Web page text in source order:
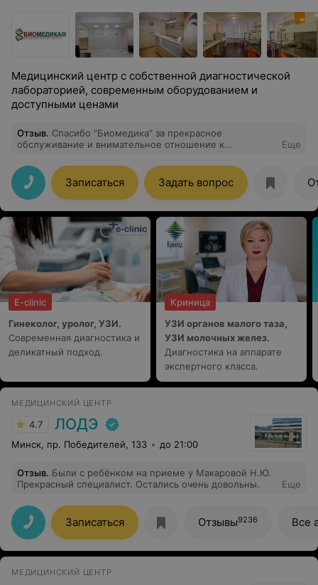
Медицинский центр с собственной диагностической
лабораторией, современным оборудованием и
доступными ценами
Отзыв. Спасибо "Биомедика" за прекрасное
обслуживание и внимательное отношение к
дерматологу Процкевич Светлане Константиновне.
Профессионализм этого доктора помог мне
вылечиться и продолжить работать и радоваться
жизни. Желаю успехов в работе и удачи.
Еще
Записаться Задать вопрос
E-clinic
Гинеколог, уролог, УЗИ.
Современная диагностика и
деликатный подход.
Криница
УЗИ органов малого таза,
УЗИ молочных желез.
Диагностика на аппарате
экспертного класса.
МЕДИЦИНСКИЙ ЦЕНТР
4.7 ЛОДЭ
Минск, пр. Победителей, 133 до 21:00
Отзыв. Были с ребёнком на приеме у Макаровой Н.Ю.
Прекрасный специалист. Остались очень довольны.
Еще
Записаться Отзывы9236 Все
МЕДИЦИНСКИЙ ЦЕНТР